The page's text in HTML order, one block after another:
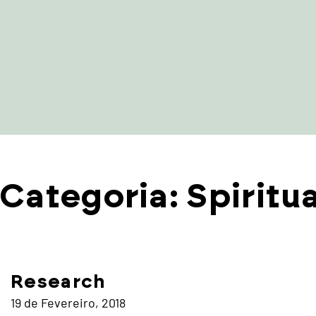
Categoria:
Research
19 de Fevereiro, 2018